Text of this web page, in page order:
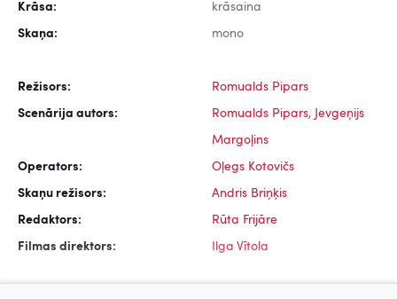
Krāsa: krāsaina
Skaņa: mono
Režisors: Romualds Pipars
Scenārija autors: Romualds Pipars, Jevgeņijs
Margoļins
Operators: Oļegs Kotovičs
Skaņu režisors: Andris Briņķis
Redaktors: Rūta Frijāre
Filmas direktors: Ilga Vītola